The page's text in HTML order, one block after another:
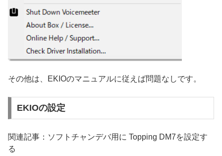
その他は、EKIOのマニュアルに従えば問題なしです。
EKIOの設定
関連記事：ソフトチャンデバ用に Topping DM7を設定す
る